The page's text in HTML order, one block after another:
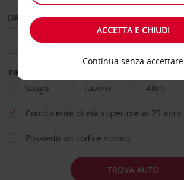
DAL GIORNO AL GIORNO
TIPOLOGIA DI NOLEGGIO
Svago
Lavoro Altro
Conducente di età superiore ai 25 anni
Possiedo un codice sconto
TROVA AUTO
ACCETTA E CHIUDI
Continua senza accettare